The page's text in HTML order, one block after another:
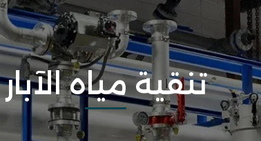
تنقية مياه الآبار